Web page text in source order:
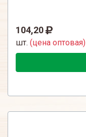
104,20
шт. (цена оптовая)